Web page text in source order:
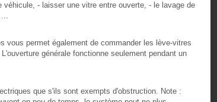
- laisser une vitre entre ouverte, - le lavage de
vous permet également de commander les lève-vitres
générale fonctionne seulement pendant un
que s'ils sont exempts d'obstruction. Note :